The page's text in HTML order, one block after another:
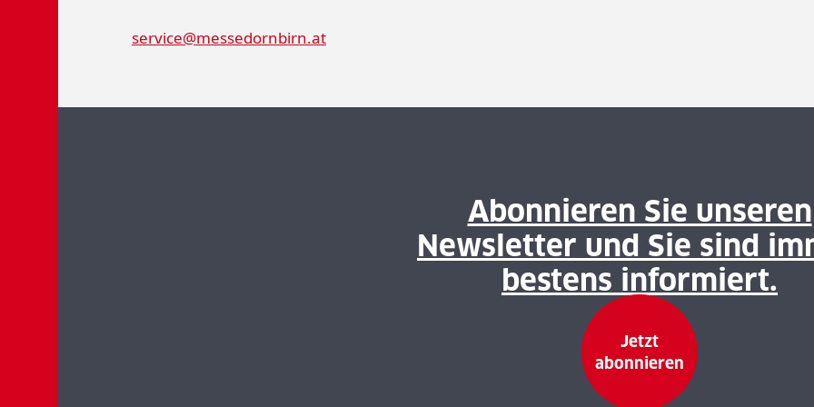
service@messedornbirn.at
Abonnieren Sie unseren
Newsletter und Sie sind
bestens informiert.
Jetzt
abonnieren